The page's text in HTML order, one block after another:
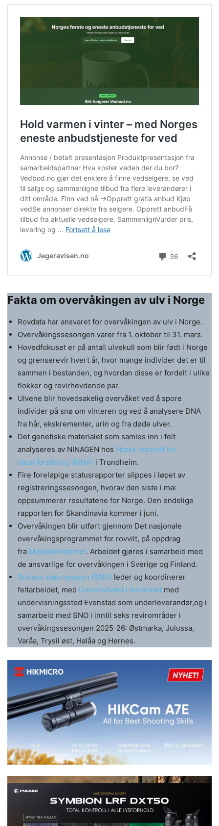
Fakta om overvåkingen av ulv i Norge
Rovdata har ansvaret for overvåkingen av ulv i Norge.
Overvåkingssesongen varer fra 1. oktober til 31. mars.
Hovedfokuset er på antall ulvekull som blir født i Norge
og grenserevir hvert år, hvor mange individer det er til
sammen i bestanden, og hvordan disse er fordelt i ulike
flokker og revirhevdende par.
Ulvene blir hovedsakelig overvåket ved å spore
individer på snø om vinteren og ved å analysere DNA
fra hår, ekskrementer, urin og fra døde ulver.
Det genetiske materialet som samles inn i felt
analyseres av NINAGEN hos Norsk institutt for
naturforskning (NINA) i Trondheim.
Fire foreløpige statusrapporter slippes i løpet av
registreringssesongen, hvorav den siste i mai
oppsummerer resultatene for Norge. Den endelige
rapporten for Skandinavia kommer i juni.
Overvåkingen blir utført gjennom Det nasjonale
overvåkingsprogrammet for rovvilt, på oppdrag
fra Miljødirektoratet. Arbeidet gjøres i samarbeid med
de ansvarlige for overvåkingen i Sverige og Finland.
Statens naturoppsyn (SNO) leder og koordinerer
feltarbeidet, med Universitetet i Innlandet med
undervisningssted Evenstad som underleverandør,og i
samarbeid med SNO i inntil seks revirområder i
overvåkingssesongen 2025-26: Østmarka, Julussa,
Varåa, Trysil øst, Halåa og Hernes.